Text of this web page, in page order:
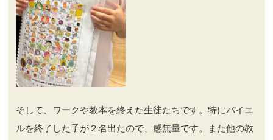
そして、ワークや教本を終えた生徒たちです。特にバイエ
ルを終了した子が２名出たので、感無量です。また他の教